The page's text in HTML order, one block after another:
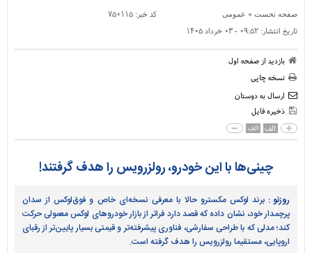
صفحه نخست » عمومی کد خبر: ۷۵۰۱۱۵
تاریخ انتشار: ۰۹:۵۲ - ۰۳ خرداد ۱۴۰۵
بازدید از صفحه اول
نسخه چاپی
ارسال به دوستان
ذخیره فایل
الف الف
چینی‌ها با این خودرو، رولزرویس را هدف گرفتند!
روزنو : برند لوکس مکسترو حالا با معرفی نسخه‌ای خاص و فوق‌لوکس از سدان
پرچمدار خود، نشان داده که قصد دارد فراتر از بازار خودروهای لوکس معمولی حرکت
کند؛ مدلی که با طراحی سفارشی، فناوری پیشرفته‌تر و قیمتی بسیار پایین‌تر از رقبای
اروپایی، مستقیما رولزرویس را هدف گرفته است.